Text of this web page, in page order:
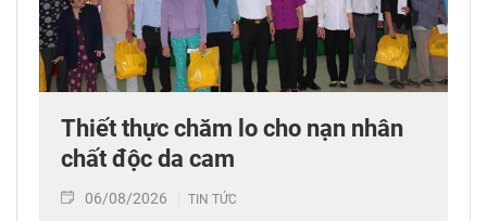
Thiết thực chăm lo cho nạn nhân
chất độc da cam
06/08/2026 TIN TỨC